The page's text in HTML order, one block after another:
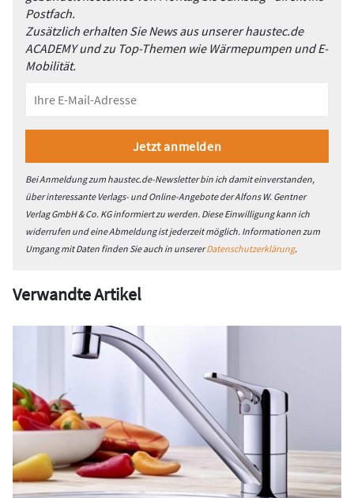
Postfach.
Zusätzlich erhalten Sie News aus unserer haustec.de
ACADEMY und zu Top-Themen wie Wärmepumpen und E-
Mobilität.
Bei Anmeldung zum haustec.de-Newsletter bin ich damit einverstanden,
über interessante Verlags- und Online-Angebote der Alfons W. Gentner
Verlag GmbH & Co. KG informiert zu werden. Diese Einwilligung kann ich
widerrufen und eine Abmeldung ist jederzeit möglich. Informationen zum
Umgang mit Daten finden Sie auch in unsererDatenschutzerklärung.
Verwandte Artikel